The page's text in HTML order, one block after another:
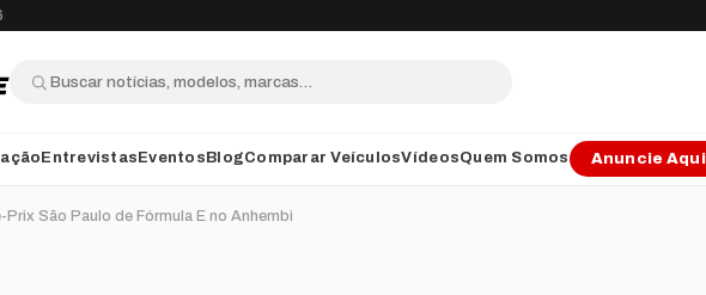
Buscar
Entrevistas Eventos BlogComparar VeículosVídeosQuem Somos Anuncie Aqui
São Paulo de Fórmula E no Anhembi